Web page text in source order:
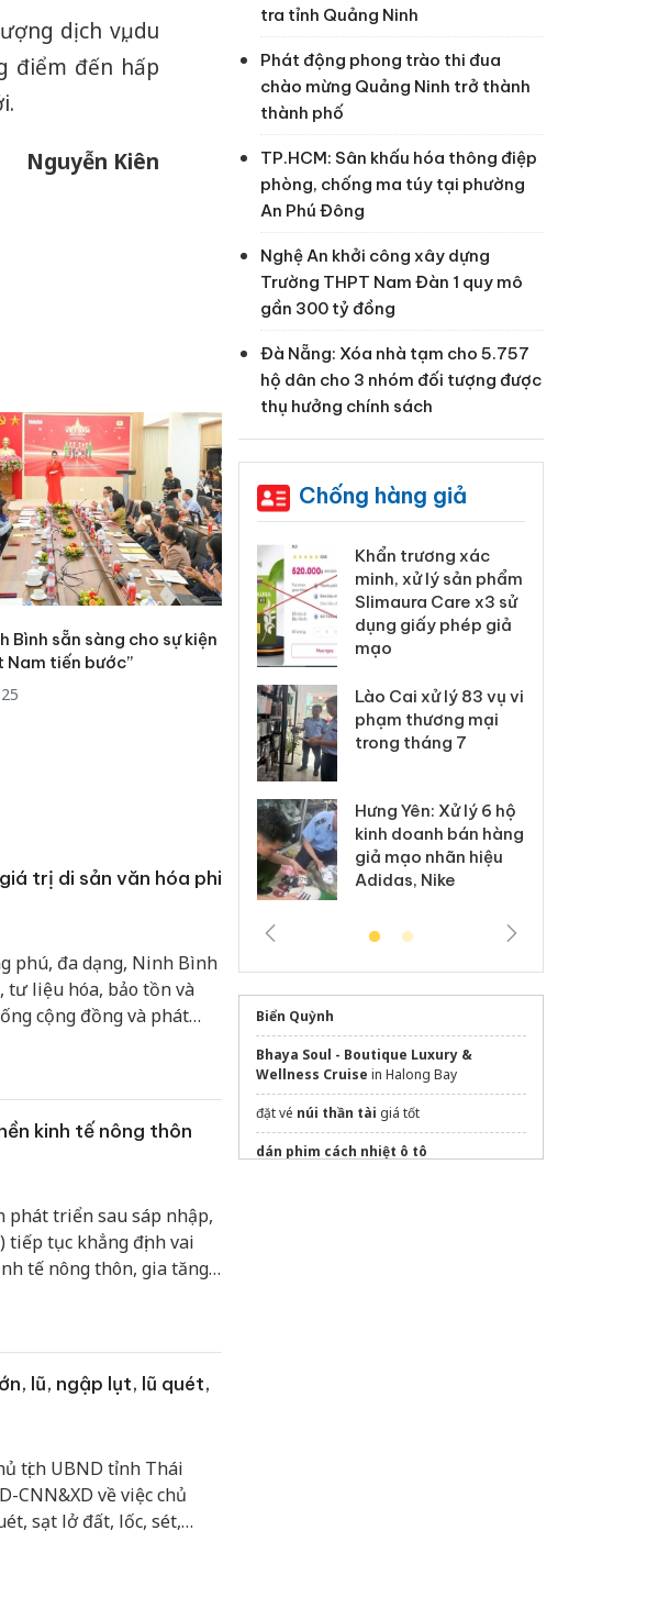
dịch vụ, du
điểm đến hấp
Nguyễn Kiên
Bình sẵn sàng cho sự kiện
Nam tiến bước”
trị di sản văn hóa phi
phú, đa dạng, Ninh Bình
tư liệu hóa, bảo tồn và
cộng đồng và phát
kinh tế nông thôn
phát triển sau sáp nhập,
tiếp tục khẳng định vai
tế nông thôn, gia tăng
lũ, ngập lụt, lũ quét,
tịch UBND tỉnh Thái
CNN&XD về việc chủ
sạt lở đất, lốc, sét,
tra tỉnh Quảng Ninh
Phát động phong trào thi đua
chào mừng Quảng Ninh trở thành
thành phố
TP.HCM: Sân khấu hóa thông điệp
phòng, chống ma túy tại phường
An Phú Đông
Nghệ An khởi công xây dựng
Trường THPT Nam Đàn 1 quy mô
gần 300 tỷ đồng
Đà Nẵng: Xóa nhà tạm cho 5.757
hộ dân cho 3 nhóm đối tượng được
thụ hưởng chính sách
Chống hàng giả
Cà Mau: Tiêu hủy
công khai hàng ngàn
sản phẩm nhập lậu,
kinh doanh
Moyuum giả
Khẩn trương xác
minh, xử lý sản phẩm
Slimaura Care x3 sử
dụng giấy phép giả
mạo
Lào Cai xử lý 83 vụ vi
phạm thương mại
trong tháng 7
Hưng Yên: Xử lý 6 hộ
kinh doanh bán hàng
giả mạo nhãn hiệu
Adidas, Nike
Biển Quỳnh
Bhaya Soul - Boutique Luxury &
Wellness Cruise in Halong Bay
đặt vé núi thần tài giá tốt
dán phim cách nhiệt ô tô